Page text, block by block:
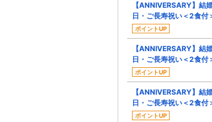
【ANNIVERSARY】結
日・ご長寿祝い＜2食付
ポイントUP
【ANNIVERSARY】結
日・ご長寿祝い＜2食付
ポイントUP
【ANNIVERSARY】結
日・ご長寿祝い＜2食付
ポイントUP